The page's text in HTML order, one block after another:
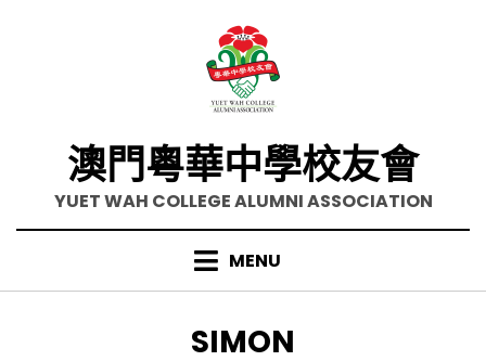
澳門粵華中學校友會
YUET WAH COLLEGE ALUMNI ASSOCIATION
MENU
作者
:
SIMON